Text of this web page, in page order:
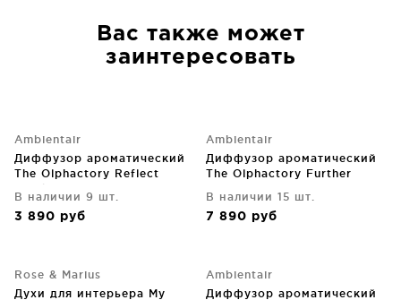
Вас также может
заинтересовать
Ambientair
Диффузор ароматический
The Olphactory Reflect
Frankinsense 250 ml
В наличии 9 шт.
3 890 руб
Ambientair
Диффузор ароматический
The Olphactory Further
В наличии 15 шт.
7 890 руб
Rose & Marius
Духи для интерьера My
Ambientair
Диффузор ароматический